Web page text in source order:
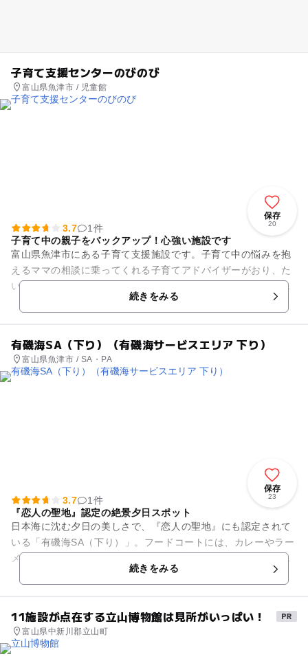
子育て支援センターのびのび
富山県魚津市 / 児童館
保存
20
3.7
1件
子育て中の親子をバックアップ！心強い施設です
富山県魚津市にある子育て支援施設です。子育て中の悩みを抱
えるママの相談に乗ってくれる子育てアドバイザーがおり、た
いへん心強い施設。もちろん、親子で遊んだり、子ども同士の
輪を広げたりと自由に遊べる...続きをみる
有磯海SA（下り）（有磯海サービスエリア 下り）
富山県魚津市 / SA・PA
保存
23
3.7
1件
『恋人の聖地』認定の絶景夕日スポット
日本海に沈む夕日の美しさで、『恋人の聖地』にも認定されて
いる「有磯海SA（下り）」。フードコートには、カレーやラー
メン、うどんなど、大人から子どもまで人気のメニューが多彩
にそろいます。お土産には...続きをみる
11施設が点在する立山博物館は見所がいっぱい！
富山県中新川郡立山町